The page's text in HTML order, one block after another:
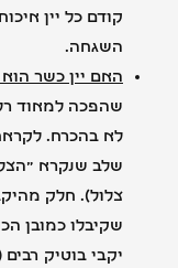
קודם כל יין איכותי
השגחה.
האם יין כשר הוא
שהפכה למאוד
לא בהכרח. לקראת סוף
שלב שנקרא "הצללה"
צלול). חלק מהיקבים
שקיבלו כמובן הכשר,
יקבי בוטיק רבים